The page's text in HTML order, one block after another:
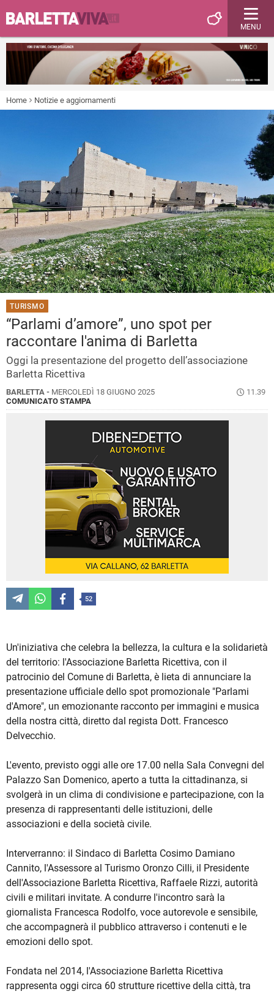
MENU
Home Notizie e aggiornamenti
TURISMO
“Parlami d’amore”, uno spot per
raccontare l'anima di Barletta
Oggi la presentazione del progetto dell’associazione
Barletta Ricettiva
BARLETTA - MERCOLEDÌ 18 GIUGNO 2025
11.39
COMUNICATO STAMPA
52
Un'iniziativa che celebra la bellezza, la cultura e la solidarietà
del territorio: l'Associazione Barletta Ricettiva, con il
patrocinio del Comune di Barletta, è lieta di annunciare la
presentazione ufficiale dello spot promozionale "Parlami
d'Amore", un emozionante racconto per immagini e musica
della nostra città, diretto dal regista Dott. Francesco
Delvecchio.
L'evento, previsto oggi alle ore 17.00 nella Sala Convegni del
Palazzo San Domenico, aperto a tutta la cittadinanza, si
svolgerà in un clima di condivisione e partecipazione, con la
presenza di rappresentanti delle istituzioni, delle
associazioni e della società civile.
Interverranno: il Sindaco di Barletta Cosimo Damiano
Cannito, l'Assessore al Turismo Oronzo Cilli, il Presidente
dell'Associazione Barletta Ricettiva, Raffaele Rizzi, autorità
civili e militari invitate. A condurre l'incontro sarà la
giornalista Francesca Rodolfo, voce autorevole e sensibile,
che accompagnerà il pubblico attraverso i contenuti e le
emozioni dello spot.
Fondata nel 2014, l'Associazione Barletta Ricettiva
rappresenta oggi circa 60 strutture ricettive della città, tra